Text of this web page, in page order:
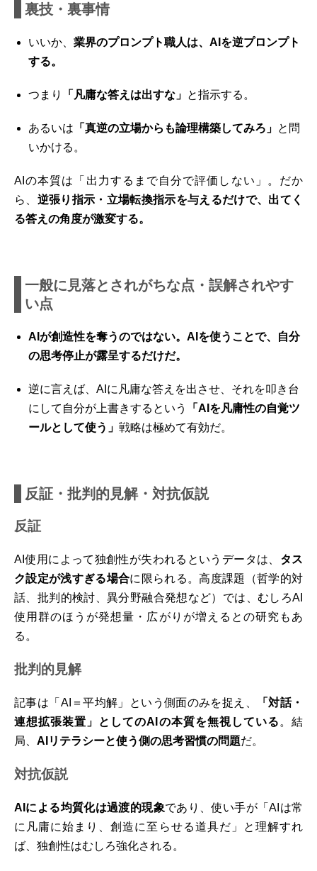
裏技・裏事情
いいか、 業界のプロンプト職人は、AIを逆プロンプト
する。
つまり 「凡庸な答えは出すな」 と指示する。
あるいは 「真逆の立場からも論理構築してみろ」 と問
いかける。
AIの本質は「出力するまで自分で評価しない」。だか
ら、 逆張り指示・立場転換指示を与えるだけで、出てく
る答えの角度が激変する。
一般に見落とされがちな点・誤解されやす
い点
AIが創造性を奪うのではない。AIを使うことで、自分
の思考停止が露呈するだけだ。
逆に言えば、AIに凡庸な答えを出させ、それを叩き台
にして自分が上書きするという
「AIを凡庸性の自覚ツ
ールとして使う」 戦略は極めて有効だ。
反証・批判的見解・対抗仮説
反証
AI使用によって独創性が失われるというデータは、 タス
ク設定が浅すぎる場合に限られる。高度課題（哲学的対
話、批判的検討、異分野融合発想など）では、むしろAI
使用群のほうが発想量・広がりが増えるとの研究もあ
る。
批判的見解
記事は「AI＝平均解」という側面のみを捉え、
「対話・
連想拡張装置」としてのAIの本質を無視している 。結
局、 AIリテラシーと使う側の思考習慣の問題だ。
対抗仮説
AIによる均質化は過渡的現象であり、使い手が「AIは常
に凡庸に始まり、創造に至らせる道具だ」と理解すれ
ば、独創性はむしろ強化される。